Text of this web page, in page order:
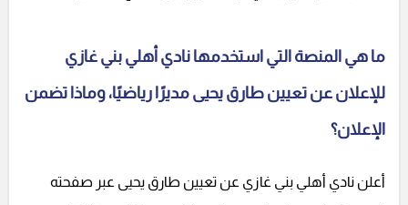
ما هي المنصة التي استخدمها نادي أهلي بني غازي
للإعلان عن تعيين طارق يحيى مديرًا رياضيًا، وماذا تضمن
الإعلان؟
أعلن نادي أهلي بني غازي عن تعيين طارق يحيى عبر صفحته